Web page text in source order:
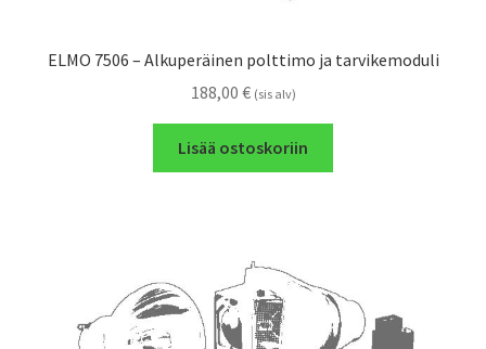
ELMO 7506 – Alkuperäinen polttimo ja tarvikemoduli
188,00 € (sis alv)
Lisää ostoskoriin